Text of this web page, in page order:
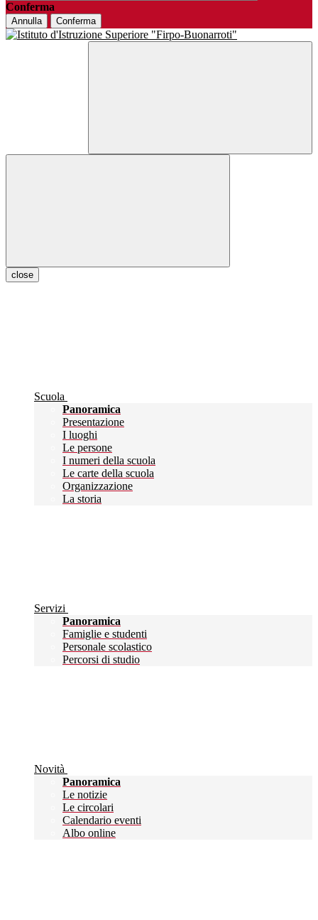
Conferma
Annulla Conferma
close
Scuola
Panoramica
Presentazione
I luoghi
Le persone
I numeri della scuola
Le carte della scuola
Organizzazione
La storia
Servizi
Panoramica
Famiglie e studenti
Personale scolastico
Percorsi di studio
Novità
Panoramica
Le notizie
Le circolari
Calendario eventi
Albo online